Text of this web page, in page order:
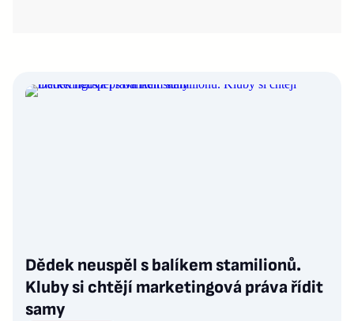
Dědek neuspěl s balíkem stamilionů.
Kluby si chtějí marketingová práva řídit
samy